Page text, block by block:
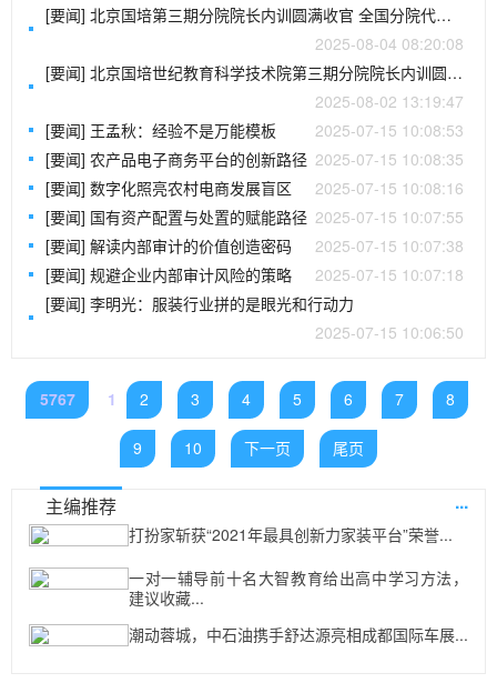
[要闻] 北京国培第三期分院院长内训圆满收官 全国分院代表共话传统文化传承之道
2025-08-04 08:20:08
[要闻] 北京国培世纪教育科学技术院第三期分院院长内训圆满落幕
2025-08-02 13:19:47
[要闻] 王孟秋：经验不是万能模板
2025-07-15 10:08:53
[要闻] 农产品电子商务平台的创新路径 2025-07-15 10:08:35
[要闻] 数字化照亮农村电商发展盲区
2025-07-15 10:08:16
[要闻] 国有资产配置与处置的赋能路径 2025-07-15 10:07:55
[要闻] 解读内部审计的价值创造密码
2025-07-15 10:07:38
[要闻] 规避企业内部审计风险的策略
2025-07-15 10:07:18
[要闻] 李明光：服装行业拼的是眼光和行动力
2025-07-15 10:06:50
5767 1 2 3 4 5 6 7 8
9 10 下一页 尾页
主编推荐 ...
打扮家斩获“2021年最具创新力家装平台”荣誉...
一对一辅导前十名大智教育给出高中学习方法，
建议收藏...
潮动蓉城，中石油携手舒达源亮相成都国际车展...